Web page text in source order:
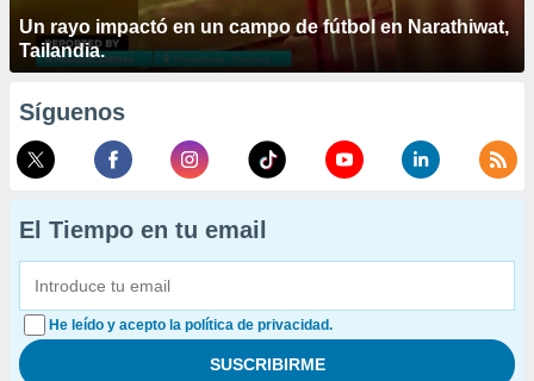
Un rayo impactó en un campo de fútbol en Narathiwat,
Tailandia.
Síguenos
El Tiempo en tu email
He leído y acepto la política de privacidad.